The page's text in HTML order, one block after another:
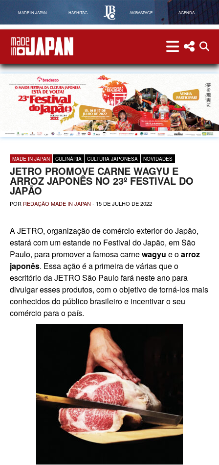
MADE IN JAPAN HASHITAG AKIBASPACE AGENDA
menu menu
MADE IN JAPAN CULINÁRIA CULTURA JAPONESA NOVIDADES
JETRO PROMOVE CARNE WAGYU E
ARROZ JAPONÊS NO 23º FESTIVAL DO
JAPÃO
POR REDAÇÃO MADE IN JAPAN - 15 DE JULHO DE 2022
A JETRO, organização de comércio exterior do Japão,
estará com um estande no Festival do Japão, em São
Paulo, para promover a famosa carnewagyu e oarroz
japonês. Essa ação é a primeira de várias que o
escritório da JETRO São Paulo fará neste ano para
divulgar esses produtos, com o objetivo de torná-los mais
conhecidos do público brasileiro e incentivar o seu
comércio para o país.